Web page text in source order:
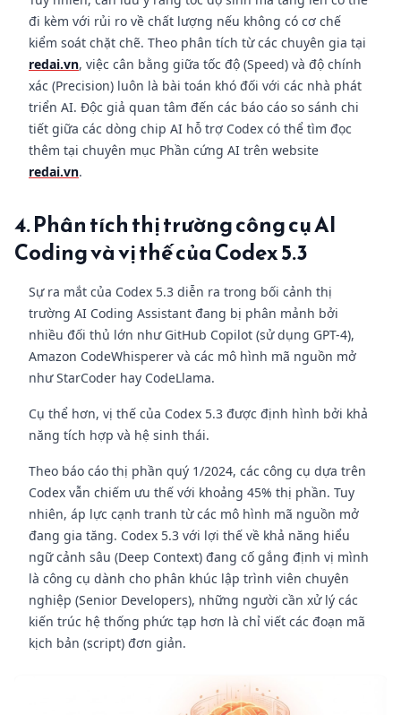
đi kèm với rủi ro về chất lượng nếu không có cơ chế
kiểm soát chặt chẽ. Theo phân tích từ các chuyên gia tại
redai.vn, việc cân bằng giữa tốc độ (Speed) và độ chính
xác (Precision) luôn là bài toán khó đối với các nhà phát
triển AI. Độc giả quan tâm đến các báo cáo so sánh chi
tiết giữa các dòng chip AI hỗ trợ Codex có thể tìm đọc
thêm tại chuyên mục Phần cứng AI trên website
redai.vn.
4. Phân tích thị trường công cụ AI
Coding và vị thế của Codex 5.3
Sự ra mắt của Codex 5.3 diễn ra trong bối cảnh thị
trường AI Coding Assistant đang bị phân mảnh bởi
nhiều đối thủ lớn như GitHub Copilot (sử dụng GPT-4),
Amazon CodeWhisperer và các mô hình mã nguồn mở
như StarCoder hay CodeLlama.
Cụ thể hơn, vị thế của Codex 5.3 được định hình bởi khả
năng tích hợp và hệ sinh thái.
Theo báo cáo thị phần quý 1/2024, các công cụ dựa trên
Codex vẫn chiếm ưu thế với khoảng 45% thị phần. Tuy
nhiên, áp lực cạnh tranh từ các mô hình mã nguồn mở
đang gia tăng. Codex 5.3 với lợi thế về khả năng hiểu
ngữ cảnh sâu (Deep Context) đang cố gắng định vị mình
là công cụ dành cho phân khúc lập trình viên chuyên
nghiệp (Senior Developers), những người cần xử lý các
kiến trúc hệ thống phức tạp hơn là chỉ viết các đoạn mã
kịch bản (script) đơn giản.